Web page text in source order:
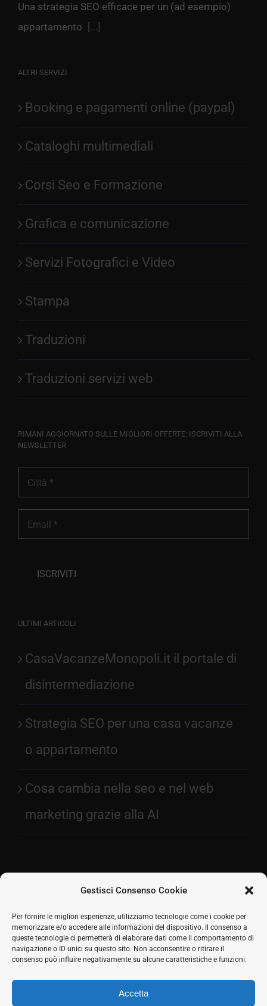
Gestisci Consenso Cookie
Per fornire le migliori esperienze, utilizziamo tecnologie come i cookie per
memorizzare e/o accedere alle informazioni del dispositivo. Il consenso a
queste tecnologie ci permetterà di elaborare dati come il comportamento di
navigazione o ID unici su questo sito. Non acconsentire o ritirare il
consenso può influire negativamente su alcune caratteristiche e funzioni.
Accetta
Una strategia SEO efficace per un (ad esempio)
appartamento
[...]
ALTRI SERVIZI
Booking e pagamenti online (paypal)
Cataloghi multimediali
Corsi Seo e Formazione
Grafica e comunicazione
Servizi Fotografici e Video
Stampa
Traduzioni
Traduzioni servizi web
RIMANI AGGIORNATO SULLE MIGLIORI OFFERTE: ISCRIVITI ALLA
NEWSLETTER
ULTIMI ARTICOLI
CasaVacanzeMonopoli.it il portale di
disintermediazione
Strategia SEO per una casa vacanze
o appartamento
Cosa cambia nella seo e nel web
marketing grazie alla AI
2026 © SH Web s.r.l. Via Tre Settembre, 11 47891
Dogana (RSM) | Tel:
0549 941579 339 125 8380
COE SM21512
Seguici sui social
Facebook
Twitter
LinkedIn